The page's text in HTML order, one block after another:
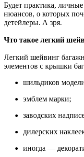
Будет практика,
нюансов, о которых
детейлеры. А зря.
Что такое легкий
Легкий шейвинг
элементов с крышки
шильдиков
эмблем марки;
заводских
дилерских
иногда —